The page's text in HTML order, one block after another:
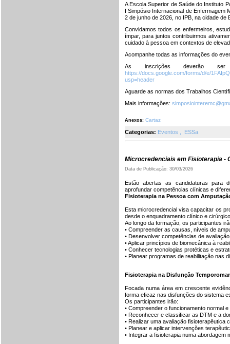
A Escola Superior de Saúde do Instituto
I Simpósio Internacional de Enfermagem
2 de junho de 2026, no IPB, na cidade de
Convidamos todos os enfermeiros,
ímpar, para juntos contribuirmos
cuidado à pessoa em contextos de
Acompanhe todas as informações do
As inscrições deverão
https://docs.google.com/forms/d/e/
usp=header
Aguarde as normas dos Trabalhos
Mais informações:
Anexos: Cartaz
Categorias: Eventos ESSa
Microcredenciais em Fisioterapia -
Data de Publicação: 30/03/2026
Estão abertas as candidaturas para
aprofundar competências clínicas e
Fisioterapia na Pessoa com
Esta microcredencial visa capacitar os
desde o enquadramento clínico e
Ao longo da formação, os participantes
• Compreender as causas, níveis de
• Desenvolver competências de
• Aplicar princípios de biomecânica à
• Conhecer tecnologias protéticas e
• Planear programas de reabilitação nas
Fisioterapia na Disfunção
Focada numa área em crescente
forma eficaz nas disfunções do sistema
Os participantes irão:
• Compreender o funcionamento normal
• Reconhecer e classificar as DTM e a
• Realizar uma avaliação fisioterapêutica
• Planear e aplicar intervenções
• Integrar a fisioterapia numa abordagem